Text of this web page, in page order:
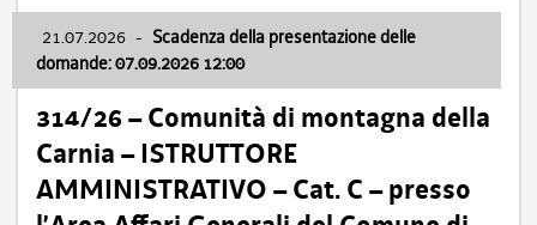
21.07.2026 - Scadenza della presentazione delle
domande: 07.09.2026 12:00
314/26 – Comunità di montagna della
Carnia – ISTRUTTORE
AMMINISTRATIVO – Cat. C – presso